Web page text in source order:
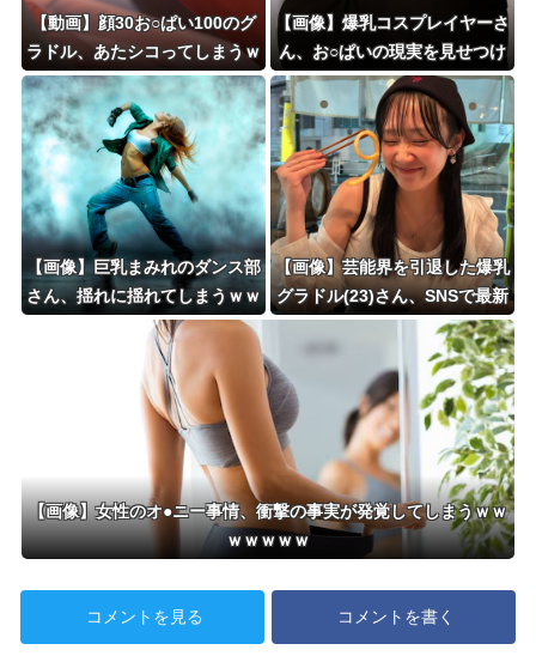
【動画】顔30お○ぱい100のグ
ラドル、あたシコってしまうｗ
ｗｗ
【画像】爆乳コスプレイヤーさ
ん、お○ぱいの現実を見せつけ
るｗｗｗ
【画像】巨乳まみれのダンス部
さん、揺れに揺れてしまうｗｗ
ｗｗｗｗ
【画像】芸能界を引退した爆乳
グラドル(23)さん、SNSで最新
お○ぱいが発見されてしまうｗ
ｗｗｗｗｗ
【画像】女性のオ●ニー事情、衝撃の事実が発覚してしまうｗｗ
ｗｗｗｗｗ
コメントを見る コメントを書く